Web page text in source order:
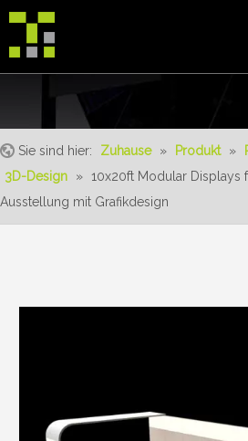
Produkt
Bedienung
Sie sind hier: Zuhause » Produkt »
3D-Design
» 10x20ft Modular Displays
Ausstellung mit Grafikdesign